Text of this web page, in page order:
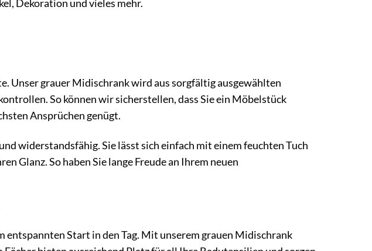
Dekoration und vieles mehr.
Unser grauer Midischrank wird aus sorgfältig ausgewählten
So können wir sicherstellen, dass Sie ein Möbelstück
Ansprüchen genügt.
widerstandsfähig. Sie lässt sich einfach mit einem feuchten Tuch
Glanz. So haben Sie lange Freude an Ihrem neuen
entspannten Start in den Tag. Mit unserem grauen Midischrank